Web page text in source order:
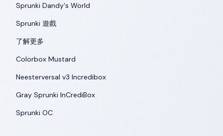
Sprunki Dandy's World
Sprunki 遊戲
了解更多
Colorbox Mustard
Neesterversal v3 Incredibox
Gray Sprunki InCrediBox
Sprunki OC